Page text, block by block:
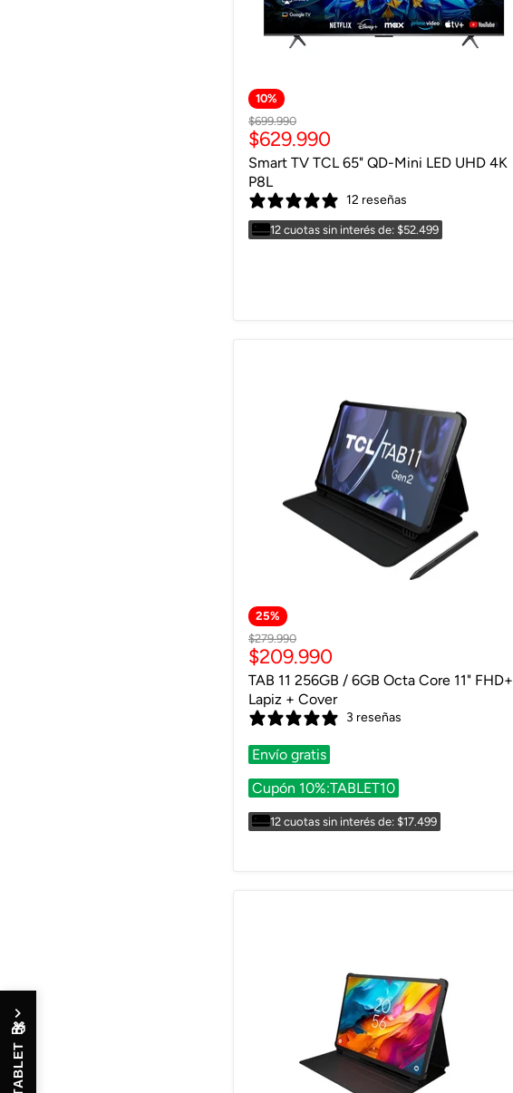
10%
Precio
original
$699.990
Precio
actual
$629.990
Smart TV TCL 65" QD-Mini LED UHD 4K
P8L
12 reseñas
12 cuotas sin interés de: $52.499
25%
Precio
original
$279.990
Precio
actual
$209.990
TAB 11 256GB / 6GB Octa Core 11" FHD+
Lapiz + Cover
3 reseñas
Envío gratis
Cupón 10%:TABLET10
12 cuotas sin interés de: $17.499
🎁